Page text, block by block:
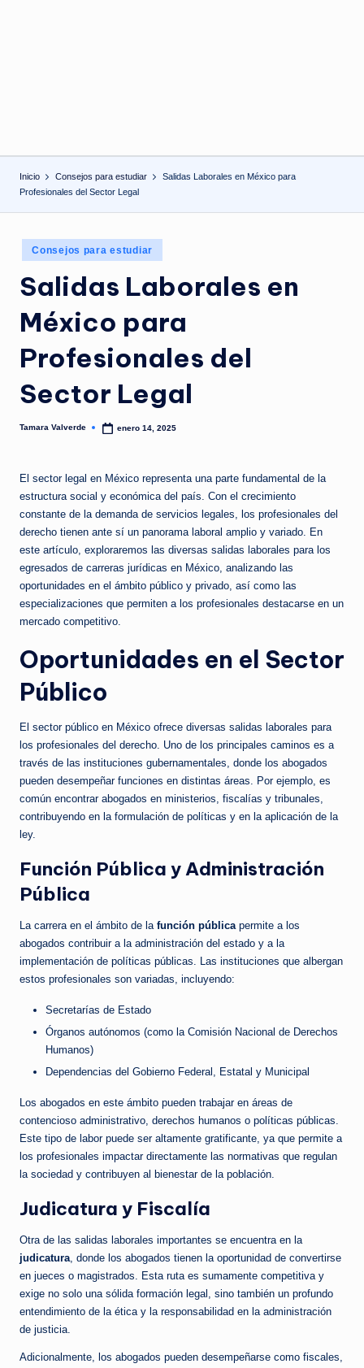
Inicio Consejos para estudiar
Salidas Laborales en México para
Profesionales del Sector Legal
Publicado
en
Consejos para estudiar
Salidas Laborales en
México para
Profesionales del
Sector Legal
Publicado
Tamara Valverde enero 14, 2025
El sector legal en México representa una parte fundamental de la
estructura social y económica del país. Con el crecimiento
constante de la demanda de servicios legales, los profesionales del
derecho tienen ante sí un panorama laboral amplio y variado. En
este artículo, exploraremos las diversas salidas laborales para los
egresados de carreras jurídicas en México, analizando las
oportunidades en el ámbito público y privado, así como las
especializaciones que permiten a los profesionales destacarse en un
mercado competitivo.
Oportunidades en el Sector
Público
El sector público en México ofrece diversas salidas laborales para
los profesionales del derecho. Uno de los principales caminos es a
través de las instituciones gubernamentales, donde los abogados
pueden desempeñar funciones en distintas áreas. Por ejemplo, es
común encontrar abogados en ministerios, fiscalías y tribunales,
contribuyendo en la formulación de políticas y en la aplicación de la
ley.
Función Pública y Administración
Pública
La carrera en el ámbito de la función públicapermite a los
abogados contribuir a la administración del estado y a la
implementación de políticas públicas. Las instituciones que albergan
estos profesionales son variadas, incluyendo:
Secretarías de Estado
Órganos autónomos (como la Comisión Nacional de Derechos
Humanos)
Dependencias del Gobierno Federal, Estatal y Municipal
Los abogados en este ámbito pueden trabajar en áreas de
contencioso administrativo, derechos humanos o políticas públicas.
Este tipo de labor puede ser altamente gratificante, ya que permite a
los profesionales impactar directamente las normativas que regulan
la sociedad y contribuyen al bienestar de la población.
Judicatura y Fiscalía
Otra de las salidas laborales importantes se encuentra en la
judicatura, donde los abogados tienen la oportunidad de convertirse
en jueces o magistrados. Esta ruta es sumamente competitiva y
exige no solo una sólida formación legal, sino también un profundo
entendimiento de la ética y la responsabilidad en la administración
de justicia.
Adicionalmente, los abogados pueden desempeñarse como fiscales,